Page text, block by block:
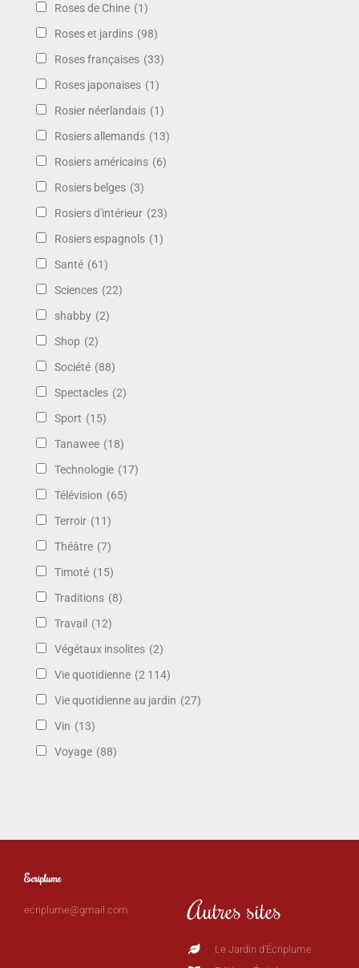
Roses de Chine (1)
Roses et jardins (98)
Roses françaises (33)
Roses japonaises (1)
Rosier néerlandais (1)
Rosiers allemands (13)
Rosiers américains (6)
Rosiers belges (3)
Rosiers d'intérieur (23)
Rosiers espagnols (1)
Santé (61)
Sciences (22)
shabby (2)
Shop (2)
Société (88)
Spectacles (2)
Sport (15)
Tanawee (18)
Technologie (17)
Télévision (65)
Terroir (11)
Théâtre (7)
Timoté (15)
Traditions (8)
Travail (12)
Végétaux insolites (2)
Vie quotidienne (2 114)
Vie quotidienne au jardin (27)
Vin (13)
Voyage (88)
Ecriplume
ecriplume@gmail.com Autres sites
Le Jardin d'Écriplume